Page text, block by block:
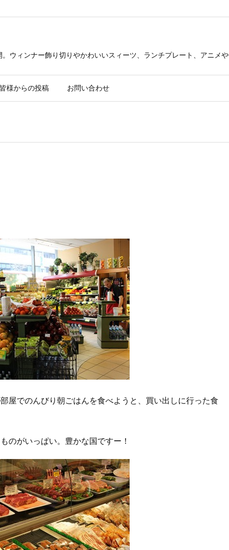
ウィンナー飾り切りやかわいいスィーツ、ランチプレート、アニメ
皆様からの投稿 お問い合わせ
屋でのんびり朝ごはんを食べようと、買い出しに行った食
のがいっぱい。豊かな国ですー！